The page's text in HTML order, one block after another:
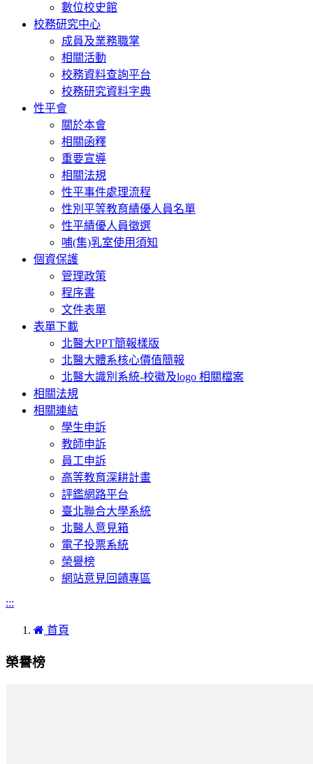
數位校史館
校務研究中心
成員及業務職掌
相關活動
校務資料查詢平台
校務研究資料字典
性平會
關於本會
相關函釋
重要宣導
相關法規
性平事件處理流程
性別平等教育績優人員名單
性平績優人員徵選
哺(集)乳室使用須知
個資保護
管理政策
程序書
文件表單
表單下載
北醫大PPT簡報樣版
北醫大體系核心價值簡報
北醫大識別系統-校徽及logo 相關檔案
相關法規
相關連結
學生申訴
教師申訴
員工申訴
高等教育深耕計畫
評鑑網路平台
臺北聯合大學系統
北醫人意見箱
電子投票系統
榮譽榜
網站意見回饋專區
:::
首頁
榮譽榜